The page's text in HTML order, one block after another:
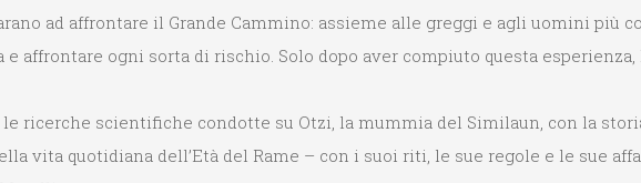
ad affrontare il Grande Cammino: assieme alle greggi e agli uomini più
affrontare ogni sorta di rischio. Solo dopo aver compiuto questa
ricerche scientifiche condotte su Otzi, la mummia del Similaun, con la
vita quotidiana dell’Età del Rame – con i suoi riti, le sue regole e le sue